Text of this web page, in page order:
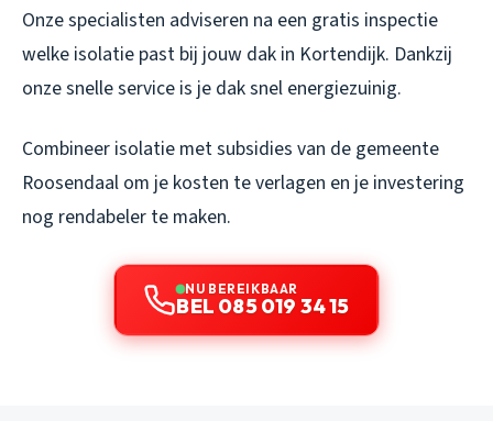
Onze specialisten adviseren na een gratis inspectie
welke isolatie past bij jouw dak in Kortendijk. Dankzij
onze snelle service is je dak snel energiezuinig.
Combineer isolatie met subsidies van de gemeente
Roosendaal om je kosten te verlagen en je investering
nog rendabeler te maken.
NU BEREIKBAAR
BEL 085 019 34 15